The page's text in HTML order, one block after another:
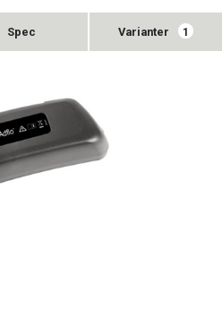
Varianter 1